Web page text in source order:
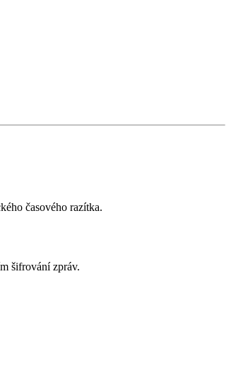
časového razítka.
šifrování zpráv.